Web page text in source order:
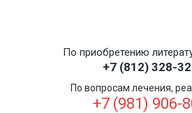
По приобретению
+7 (812) 328-
По вопросам лечения,
+7 (981) 906-